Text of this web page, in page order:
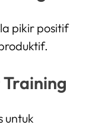
pikir positif
untuk